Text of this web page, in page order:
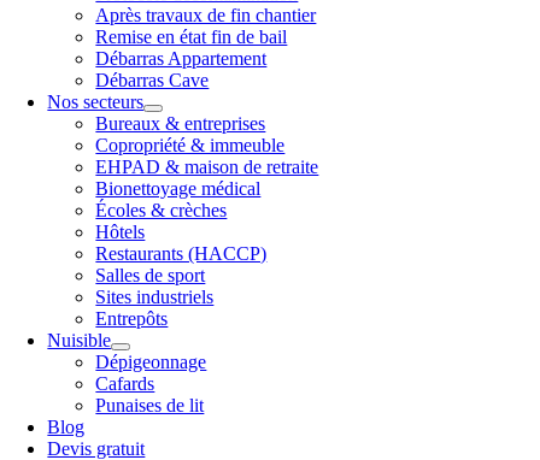
Après travaux de fin chantier
Remise en état fin de bail
Débarras Appartement
Débarras Cave
Nos secteurs
Bureaux & entreprises
Copropriété & immeuble
EHPAD & maison de retraite
Bionettoyage médical
Écoles & crèches
Hôtels
Restaurants (HACCP)
Salles de sport
Sites industriels
Entrepôts
Nuisible
Dépigeonnage
Cafards
Punaises de lit
Blog
Devis gratuit